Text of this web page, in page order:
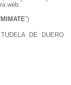
web.
MIMATE”)
DE DUERO